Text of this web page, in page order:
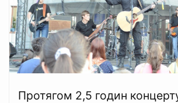
Протягом 2,5 годин